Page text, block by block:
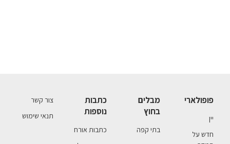
פופולארי
יין
חדש על
מבלים
בחוץ
בתי קפה
כתבות
נוספות
כתבות אורח
צור קשר
תנאי שימוש